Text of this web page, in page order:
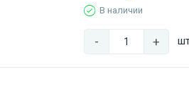
В наличии
- +